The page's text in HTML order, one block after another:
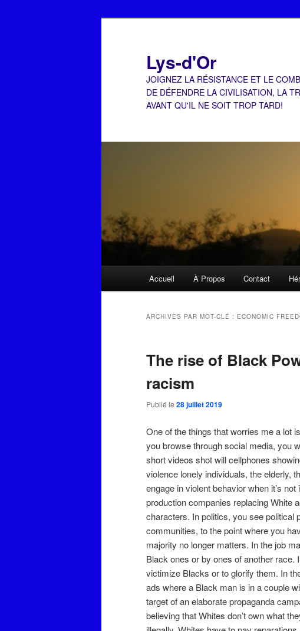
Lys-d'Or
JOIGNEZ LA RÉSISTANCE ET LE
DE DÉFENDRE LA CIVILISATION, LA
AVANT QU'IL NE SOIT TROP TARD!
Accueil À Propos Contact
ARCHIVES PAR MOT-CLÉ : ECONOMIC
The rise of Black
racism
Publié le 28 juillet 2019
One of the things that worries me a lot
you browse through social media, you
short videos shot will cellphones
violence lonely individuals, the elderly,
engage in violent behavior when it’s
production companies replacing White
characters. In politics, you see political
communities, to the point where you
majority no longer matters. In the job
Black ones or by ones of another
victimize Blacks or to glorify them. In
ads where a Black man is in a couple
target of an elaborate propaganda
believing that Whites don’t own what